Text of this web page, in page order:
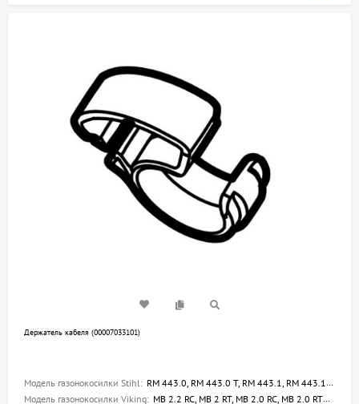
Держатель кабеля (00007033101)
Модель газонокосилки Stihl: RM 443.0, RM 443.0 T, RM 443.1, RM 443.1 T, RM 448.0 T, RM 448.0 TX, RM 448.1 TX, RMA 443.0, RMA 443.2, RME 443.0, RME 545.0, RM 3.0 RT, RM 3.1 RT, RMA 239.1 C, RMA 339.0 C, RME 339.0 C, RM 4.0 RTP, RM 2.0 RC
Модель газонокосилки Viking: MB 2.2 RC, MB 2 RT, MB 2.0 RC, MB 2.0 RTX, MB 443.1, MB 443.1 T, MB 448.1 PT, MB 448.1 T, MB 448.1 TX, MA 443.1, ME 443.1, ME 545.1, MA 339.0, MB 3.1 RT, ME 339.0 C, MB 3.1 RC, MB 3.2 RT, MB 4.0 RT, MB 4.1 RTP, MB 6.1 RV, MB 6.2 RH